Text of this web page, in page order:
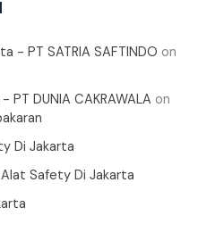
- PT SATRIA SAFTINDO on
PT DUNIA CAKRAWALA on
Di Jakarta
Alat Safety Di Jakarta